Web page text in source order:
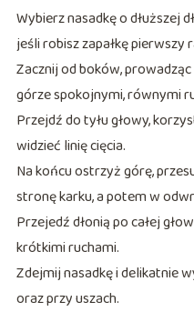
Wybierz nasadkę o dłuższej
jeśli robisz zapałkę pierwszy
Zacznij od boków,
górze spokojnymi, równymi
Przejdź do tyłu głowy,
widzieć linię cięcia.
Na końcu ostrzyż górę,
stronę karku, a potem w
Przejedź dłonią po całej
krótkimi ruchami.
Zdejmij nasadkę i delikatnie
oraz przy uszach.